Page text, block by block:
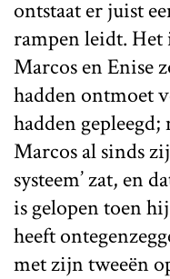
ontstaat er juist
rampen leidt. Het
Marcos en Enise
hadden ontmoet
hadden
Marcos al sinds
systeem’ zat, en
is gelopen toen
heeft
met zijn tweeën